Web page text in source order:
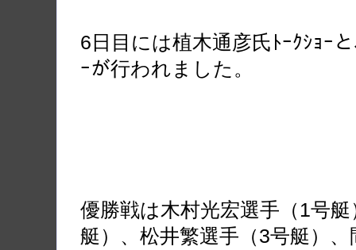
6日目には植木通彦氏ﾄｰｸｼｮｰ
ｰが行われました。
優勝戦は木村光宏選手（1号
艇）、松井繁選手（3号艇）